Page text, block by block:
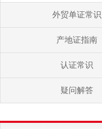
外贸单证常识
产地证指南
认证常识
疑问解答